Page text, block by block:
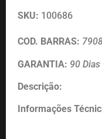
SKU: 100686
COD. BARRAS:
GARANTIA: 90 Dias
Descrição:
Informações